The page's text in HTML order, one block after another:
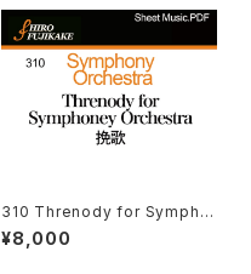
310 Threnody for Sympho
ney Orchestra (挽歌–管弦
楽 )
¥8,000